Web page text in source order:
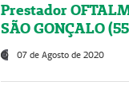
Prestador
SÃO GONÇALO
07 de Agosto de 2020